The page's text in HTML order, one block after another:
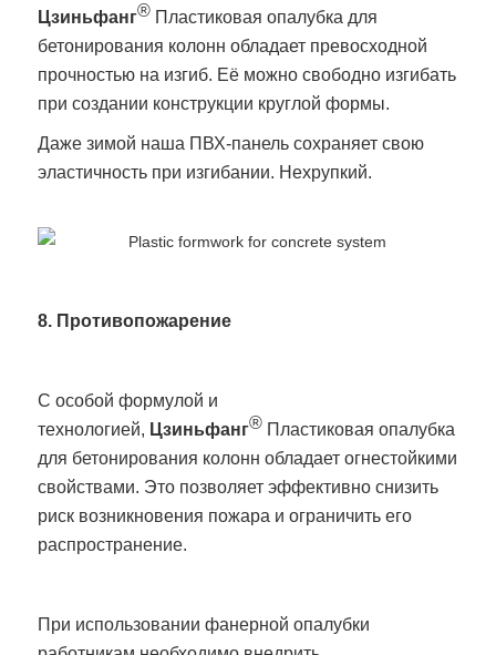
Цзиньфанг® Пластиковая опалубка для
бетонирования колонн обладает превосходной
прочностью на изгиб. Её можно свободно изгибать
при создании конструкции круглой формы.
Даже зимой наша ПВХ-панель сохраняет свою
эластичность при изгибании. Нехрупкий.
8. Противопожарение
С особой формулой и
технологией, Цзиньфанг® Пластиковая опалубка
для бетонирования колонн обладает огнестойкими
свойствами. Это позволяет эффективно снизить
риск возникновения пожара и ограничить его
распространение.
При использовании фанерной опалубки